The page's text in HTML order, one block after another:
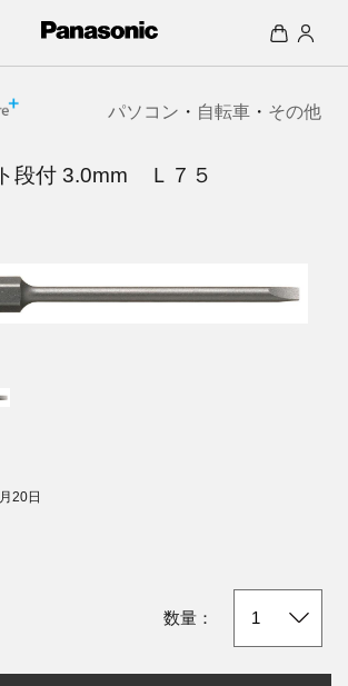
パソコン ・ 自転車 ・ その他
段付 3.0mm Ｌ７５
20日
数量：